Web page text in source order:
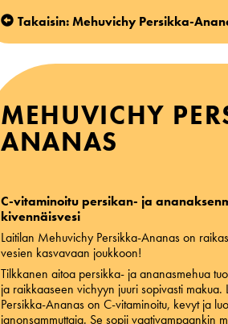
Takaisin: Mehuvichy Persikka-
MEHUVICHY
ANANAS
C-vitaminoitu persikan- ja
kivennäisvesi
Laitilan Mehuvichy Persikka-Ananas on
vesien kasvavaan joukkoon!
Tilkkanen aitoa persikka- ja ananasmehua
ja raikkaaseen vichyyn juuri sopivasti
Persikka-Ananas on C-vitaminoitu, kevyt ja
janonsammuttaja. Se sopii vaativampaankin